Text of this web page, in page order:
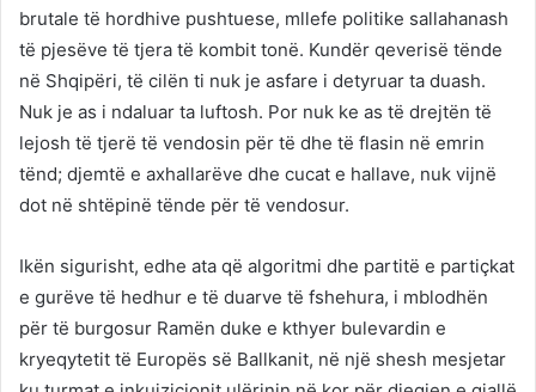
brutale të hordhive pushtuese, mllefe politike sallahanash
të pjesëve të tjera të kombit tonë. Kundër qeverisë tënde
në Shqipëri, të cilën ti nuk je asfare i detyruar ta duash.
Nuk je as i ndaluar ta luftosh. Por nuk ke as të drejtën të
lejosh të tjerë të vendosin për të dhe të flasin në emrin
tënd; djemtë e axhallarëve dhe cucat e hallave, nuk vijnë
dot në shtëpinë tënde për të vendosur.
Ikën sigurisht, edhe ata që algoritmi dhe partitë e partiçkat
e gurëve të hedhur e të duarve të fshehura, i mblodhën
për të burgosur Ramën duke e kthyer bulevardin e
kryeqytetit të Europës së Ballkanit, në një shesh mesjetar